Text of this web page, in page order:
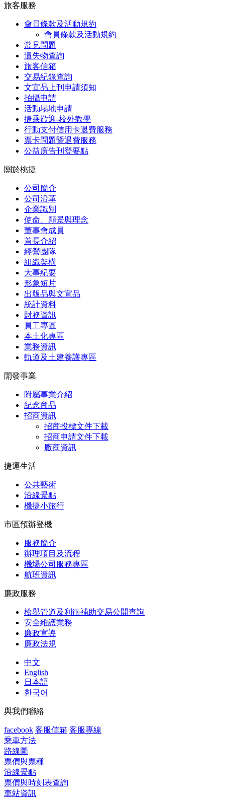
旅客服務
會員條款及活動規約
會員條款及活動規約
常見問題
遺失物查詢
旅客信箱
交易紀錄查詢
文宣品上刊申請須知
拍攝申請
活動場地申請
捷乘歡迎-校外教學
行動支付信用卡退費服務
票卡問題暨退費服務
公益廣告刊登要點
關於桃捷
公司簡介
公司沿革
企業識別
使命、願景與理念
董事會成員
首長介紹
經營團隊
組織架構
大事紀要
形象短片
出版品與文宣品
統計資料
財務資訊
員工專區
本土化專區
業務資訊
軌道及土建養護專區
開發事業
附屬事業介紹
紀念商品
招商資訊
招商投標文件下載
招商申請文件下載
廠商資訊
捷運生活
公共藝術
沿線景點
機捷小旅行
市區預辦登機
服務簡介
辦理項目及流程
機場公司服務專區
航班資訊
廉政服務
檢舉管道及利衝補助交易公開查詢
安全維護業務
廉政宣導
廉政法規
中文
English
日本語
한국어
與我們聯絡
facebook 客服信箱 客服專線
乘車方法
路線圖
票價與票種
沿線景點
票價與時刻表查詢
車站資訊